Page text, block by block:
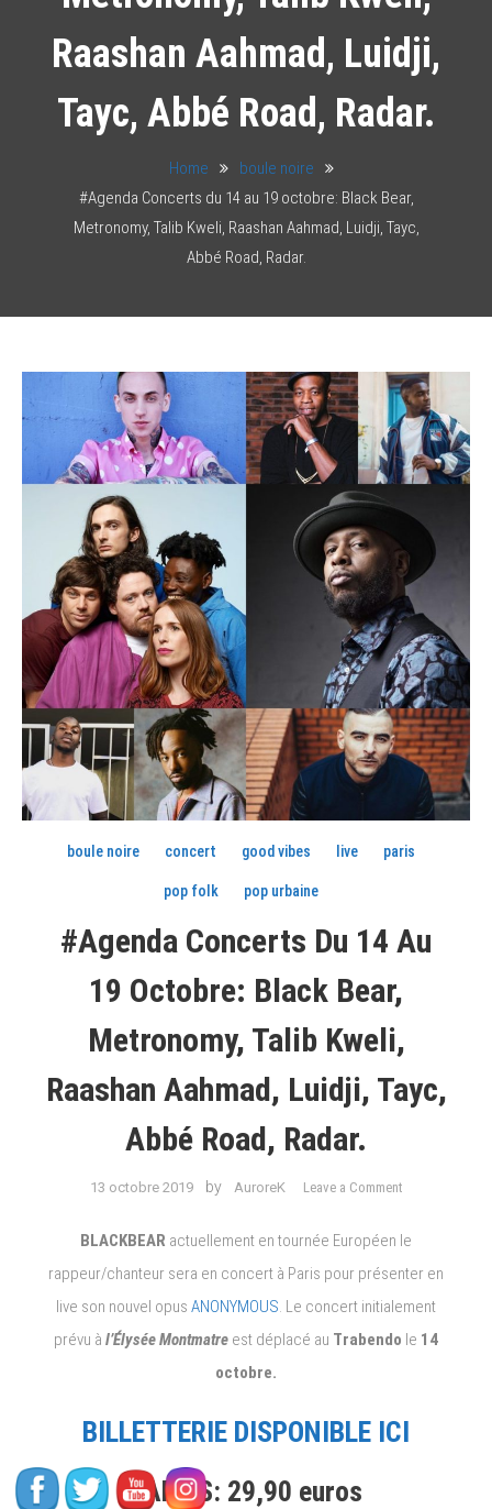
Raashan Aahmad, Luidji,
Tayc, Abbé Road, Radar.
Home
boule noire
#Agenda Concerts du 14 au 19 octobre: Black Bear,
Metronomy, Talib Kweli, Raashan Aahmad, Luidji, Tayc,
Abbé Road, Radar.
boule noire concert good vibes live paris
pop folk pop urbaine
#Agenda Concerts Du 14 Au
19 Octobre: Black Bear,
Metronomy, Talib Kweli,
Raashan Aahmad, Luidji, Tayc,
Abbé Road, Radar.
13 octobre 2019 by AuroreK Leave a Commenton
Concerts
14
au
19
BLACKBEAR actuellement en tournée Européen le
rappeur/chanteur sera en concert à Paris pour présenter en
live son nouvel opus ANONYMOUS. Le concert initialement
prévu à l’Élysée Montmatre est déplacé au Trabendo le 14
octobre.
BILLETTERIE DISPONIBLE ICI
TARIFS: 29,90 euros